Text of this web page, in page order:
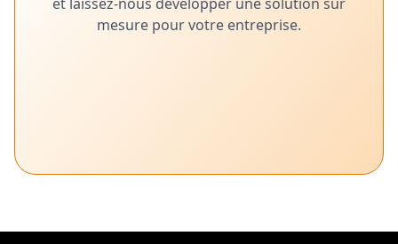
mesure pour votre entreprise.